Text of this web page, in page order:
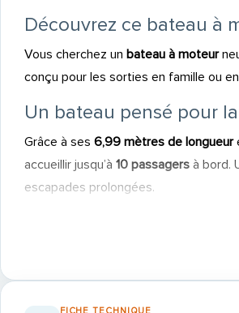
Découvrez ce bateau à
Vous cherchez un bateau à moteur
conçu pour les sorties en famille ou
Un bateau pensé pour
Grâce à ses 6,99 mètres de longueur
accueillir jusqu’à 10 passagersà bord.
escapades prolongées.
Équipements complets
La liste des équipements vous